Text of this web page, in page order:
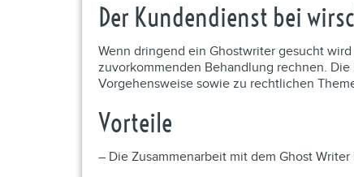
Der Kundendienst bei
Wenn dringend ein Ghostwriter gesucht
zuvorkommenden Behandlung rechnen.
Vorgehensweise sowie zu rechtlichen
Vorteile
– Die Zusammenarbeit mit dem Ghost